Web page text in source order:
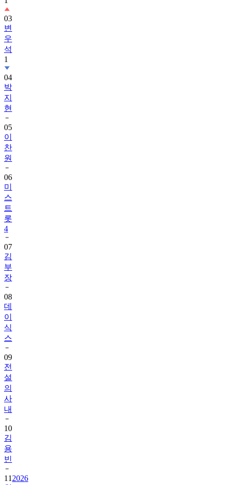
03
변
우
석
1
04
박
지
현
05
이
찬
원
06
미
스
트
롯
4
07
김
부
장
08
데
이
식
스
09
전
설
의
사
내
10
김
용
빈
11 2026